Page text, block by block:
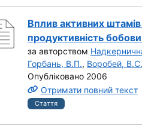
під номером 10
Вплив активних
продуктивність
за авторством
Горбань, В.П., Воробей, В.С.
Опубліковано 2006
Отримати повний текст
Стаття